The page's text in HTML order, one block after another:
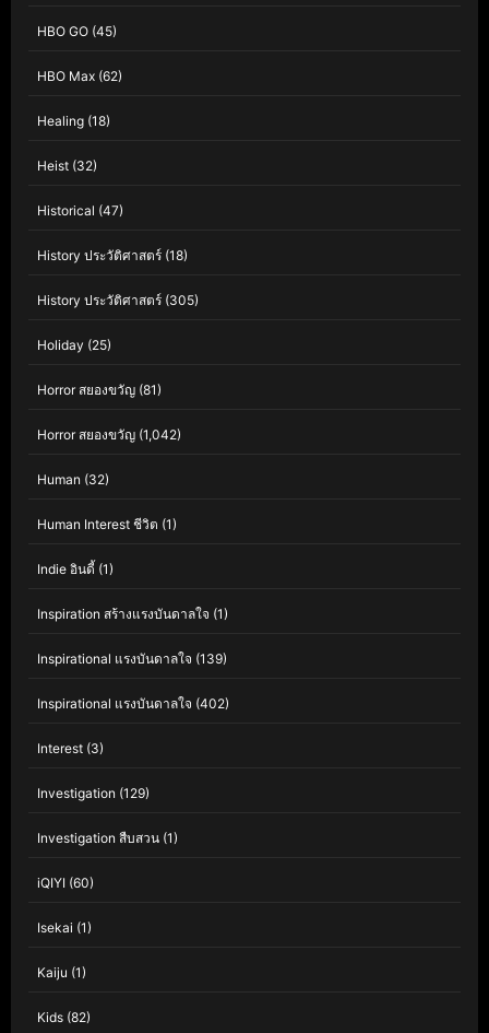
HBO GO (45)
HBO Max (62)
Healing (18)
Heist (32)
Historical (47)
History ประวัติศาสตร์ (18)
History ประวัติศาสตร์ (305)
Holiday (25)
Horror สยองขวัญ (81)
Horror สยองขวัญ (1,042)
Human (32)
Human Interest ชีวิต (1)
Indie อินดี้ (1)
Inspiration สร้างแรงบันดาลใจ (1)
Inspirational แรงบันดาลใจ (139)
Inspirational แรงบันดาลใจ (402)
Interest (3)
Investigation (129)
Investigation สืบสวน (1)
iQIYI (60)
Isekai (1)
Kaiju (1)
Kids (82)